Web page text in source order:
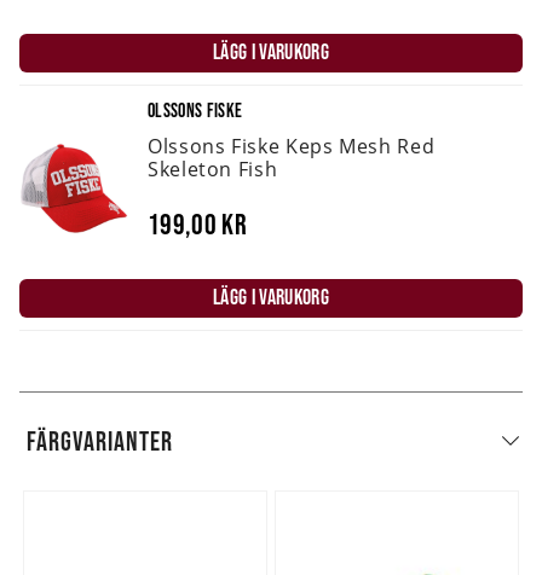
LÄGG I VARUKORG
OLSSONS FISKE
Olssons Fiske Keps Mesh Red
Skeleton Fish
199,00 kr
LÄGG I VARUKORG
FÄRGVARIANTER